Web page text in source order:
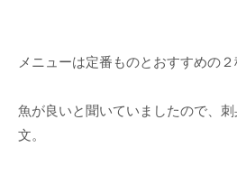
メニューは定番ものとおすすめの２
魚が良いと聞いていましたので、
文。